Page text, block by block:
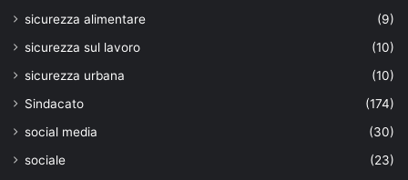
sicurezza alimentare
(9)
sicurezza sul lavoro
(10)
sicurezza urbana
(10)
Sindacato
(174)
social media
(30)
sociale
(23)